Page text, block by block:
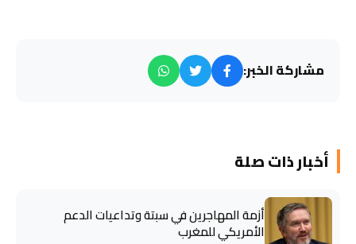
مشاركة الخبر:
أخبار ذات صلة
أزمة المهاجرين في سبتة وتداعيات الدعم
الأمريكي للمغرب